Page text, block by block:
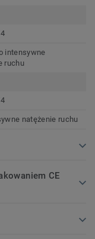
intensywne
ruchu
natężenie ruchu
CE